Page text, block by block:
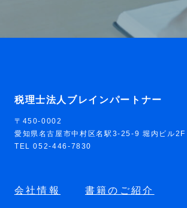
税理士法人ブレインパートナー
〒450-0002
愛知県名古屋市中村区名駅3-25-9 堀内ビル2F
TEL 052-446-7830
会社情報 書籍のご紹介